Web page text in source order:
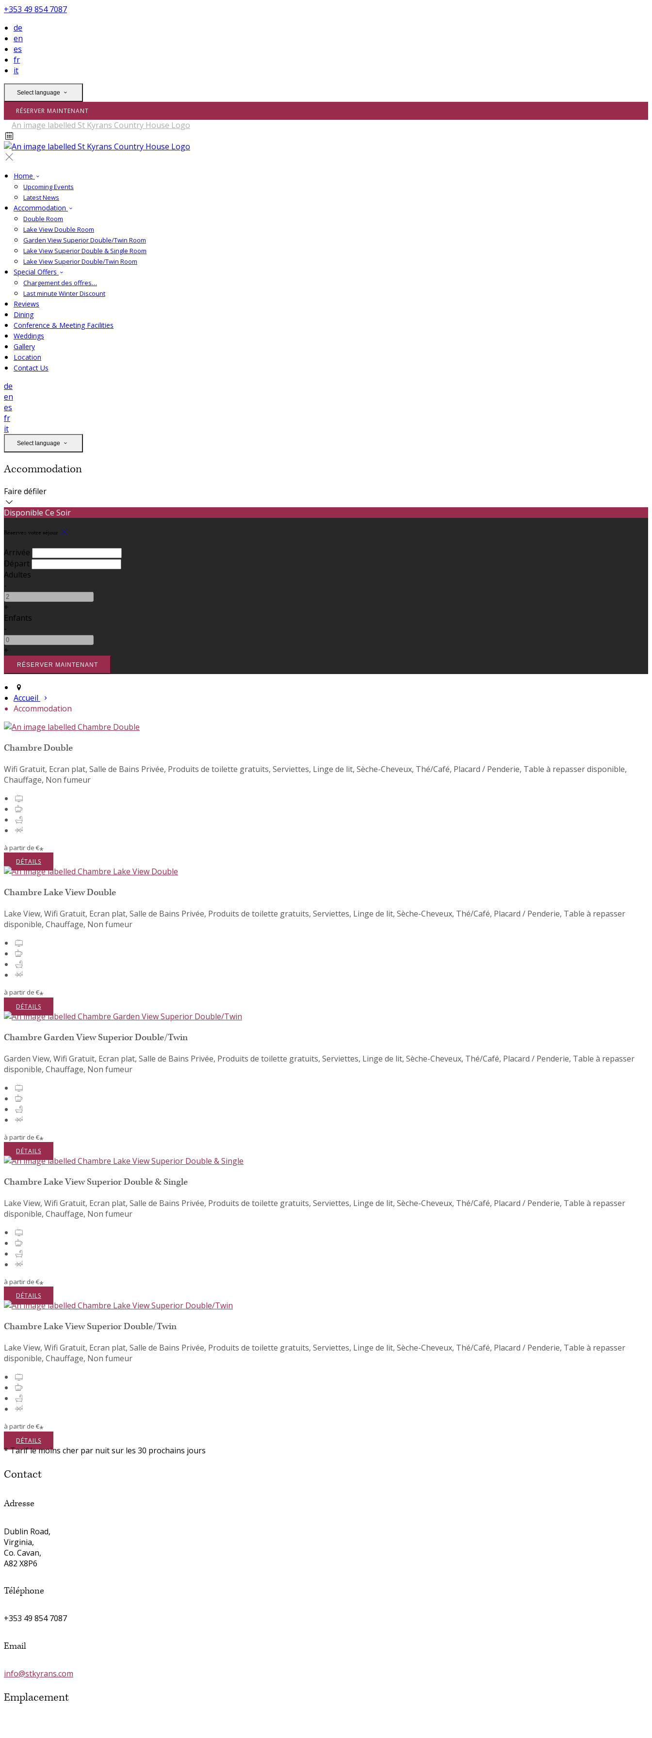
+353 49 854 7087
de
en
es
fr
it
Select language
RÉSERVER MAINTENANT
Home
Upcoming Events
Latest News
Accommodation
Double Room
Lake View Double Room
Garden View Superior Double/Twin Room
Lake View Superior Double & Single Room
Lake View Superior Double/Twin Room
Special Offers
Chargement des offres…
Last minute Winter Discount
Reviews
Dining
Conference & Meeting Facilities
Weddings
Gallery
Location
Contact Us
de
en
es
fr
it
Select language
Accommodation
Faire défiler
Disponible Ce Soir
Réservez votre séjour
Arrivée
Départ
Adultes
-
+
Enfants
-
+
Accueil
Accommodation
Chambre Double
Wifi Gratuit, Ecran plat, Salle de Bains Privée, Produits de toilette gratuits, Serviettes, Linge de lit, Sèche-Cheveux, Thé/Café, Placard / Penderie, Table à repasser disponible,
Chauffage, Non fumeur
à partir de €*
DÉTAILS
Chambre Lake View Double
Lake View, Wifi Gratuit, Ecran plat, Salle de Bains Privée, Produits de toilette gratuits, Serviettes, Linge de lit, Sèche-Cheveux, Thé/Café, Placard / Penderie, Table à repasser
disponible, Chauffage, Non fumeur
à partir de €*
DÉTAILS
Chambre Garden View Superior Double/Twin
Garden View, Wifi Gratuit, Ecran plat, Salle de Bains Privée, Produits de toilette gratuits, Serviettes, Linge de lit, Sèche-Cheveux, Thé/Café, Placard / Penderie, Table à repasser
disponible, Chauffage, Non fumeur
à partir de €*
DÉTAILS
Chambre Lake View Superior Double & Single
Lake View, Wifi Gratuit, Ecran plat, Salle de Bains Privée, Produits de toilette gratuits, Serviettes, Linge de lit, Sèche-Cheveux, Thé/Café, Placard / Penderie, Table à repasser
disponible, Chauffage, Non fumeur
à partir de €*
DÉTAILS
Chambre Lake View Superior Double/Twin
Lake View, Wifi Gratuit, Ecran plat, Salle de Bains Privée, Produits de toilette gratuits, Serviettes, Linge de lit, Sèche-Cheveux, Thé/Café, Placard / Penderie, Table à repasser
disponible, Chauffage, Non fumeur
à partir de €*
DÉTAILS
*Tarif le moins cher par nuit sur les 30 prochains jours
Contact
Adresse
Dublin Road,
Virginia,
Co. Cavan,
A82 X8P6
Téléphone
+353 49 854 7087
Email
info@stkyrans.com
Emplacement